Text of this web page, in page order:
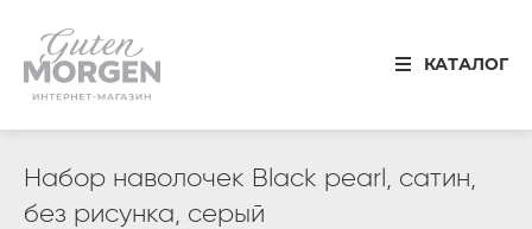
КАТАЛОГ
Иваново
8 800 100 34 50
Звонок по России бесплатный
Спальня
Кухня
Набор наволочек Black pearl, сатин,
без рисунка, серый